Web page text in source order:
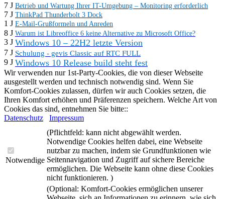
7 J Betrieb und Wartung Ihrer IT-Umgebung – Monitoring erforderlich
7 J ThinkPad Thunderbolt 3 Dock
1 J E-Mail-Grußformeln und Anreden
8 J Warum ist Libreoffice 6 keine Alternative zu Microsoft Office?
3 J Windows 10 – 22H2 letzte Version
7 J Schulung - gevis Classic auf RTC FULL
9 J Windows 10 Release build steht fest
Wir verwenden nur 1st-Party-Cookies, die von dieser Webseite
ausgestellt werden und technisch notwendig sind. Wenn Sie
Komfort-Cookies zulassen, dürfen wir auch Cookies setzen, die
Ihren Komfort erhöhen und Präferenzen speichern. Welche Art von
Cookies das sind, entnehmen Sie bitte::
Datenschutz
Impressum
Notwendige
(Pflichtfeld: kann nicht abgewählt werden.
Notwendige Cookies helfen dabei, eine Webseite
nutzbar zu machen, indem sie Grundfunktionen wie
Seitennavigation und Zugriff auf sichere Bereiche
ermöglichen. Die Webseite kann ohne diese Cookies
nicht funktionieren. )
(Optional: Komfort-Cookies ermöglichen unserer